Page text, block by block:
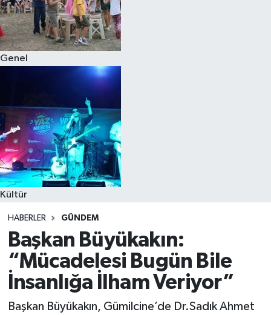
Genel
Kültür
HABERLER GÜNDEM
Başkan Büyükakın:
“Mücadelesi Bugün Bile
İnsanlığa İlham Veriyor”
Başkan Büyükakın, Gümilcine’de Dr.Sadık Ahmet